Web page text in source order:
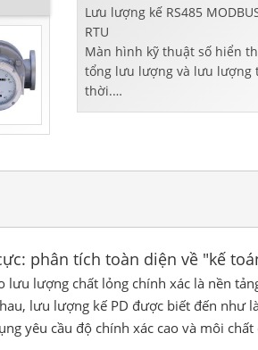
Lưu lượng kế RS485
RTU
Màn hình kỹ thuật số hiển
tổng lưu lượng và lưu lượng
thời.
Thiết kế vỏ Exd đảm bảo an
phân tích toàn diện về "kế
lượng chất lỏng chính xác là nền
lưu lượng kế PD được biết đến
yêu cầu độ chính xác cao và môi chất